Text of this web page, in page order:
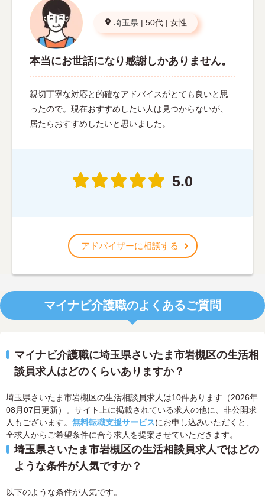
埼玉県 | 50代 | 女性
本当にお世話になり感謝しかありません。
親切丁寧な対応と的確なアドバイスがとても良いと思
ったので。現在おすすめしたい人は見つからないが、
居たらおすすめしたいと思いました。
5.0
アドバイザーに相談する
マイナビ介護職のよくあるご質問
マイナビ介護職に埼玉県さいたま市岩槻区の生活相
談員求人はどのくらいありますか？
埼玉県さいたま市岩槻区の生活相談員求人は10件あります（2026年
08月07日更新）。サイト上に掲載されている求人の他に、非公開求
人もございます。 無料転職支援サービスにお申し込みいただくと、
全求人からご希望条件に合う求人を提案させていただきます。
埼玉県さいたま市岩槻区の生活相談員求人ではどの
ような条件が人気ですか？
以下のような条件が人気です。